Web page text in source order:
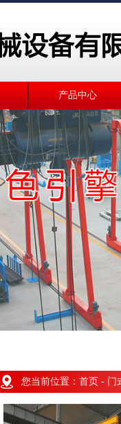
产品中心
您当前位置： 首页- 门